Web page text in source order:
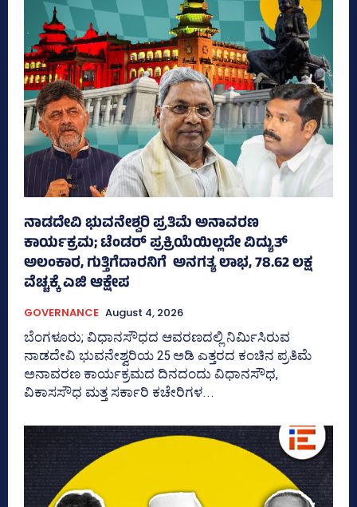
ನಾಡದೇವಿ ಭುವನೇಶ್ವರಿ ಪ್ರತಿಮೆ ಅನಾವರಣ
ಕಾರ್ಯಕ್ರಮ; ಟೆಂಡರ್ ಪ್ರಕ್ರಿಯೆಯಿಲ್ಲದೇ ವಿದ್ಯುತ್‌
ಅಲಂಕಾರ, ಗುತ್ತಿಗೆದಾರನಿಗೆ ಅನಗತ್ಯ ಲಾಭ, 78.62 ಲಕ್ಷ
ವೆಚ್ಚಕ್ಕೆ ಎಜಿ ಆಕ್ಷೇಪ
GOVERNANCE August 4, 2026
ಬೆಂಗಳೂರು; ವಿಧಾನಸೌಧದ ಆವರಣದಲ್ಲಿ ನಿರ್ಮಿಸಿರುವ
ನಾಡದೇವಿ ಭುವನೇಶ್ವರಿಯ 25 ಅಡಿ ಎತ್ತರದ ಕಂಚಿನ ಪ್ರತಿಮೆ
ಅನಾವರಣ ಕಾರ್ಯಕ್ರಮದ ದಿನದಂದು ವಿಧಾನಸೌಧ,
ವಿಕಾಸಸೌಧ ಮತ್ತ ಸರ್ಕಾರಿ ಕಚೇರಿಗಳ...